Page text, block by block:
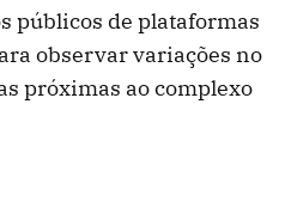
públicos de plataformas
observar variações no
próximas ao complexo